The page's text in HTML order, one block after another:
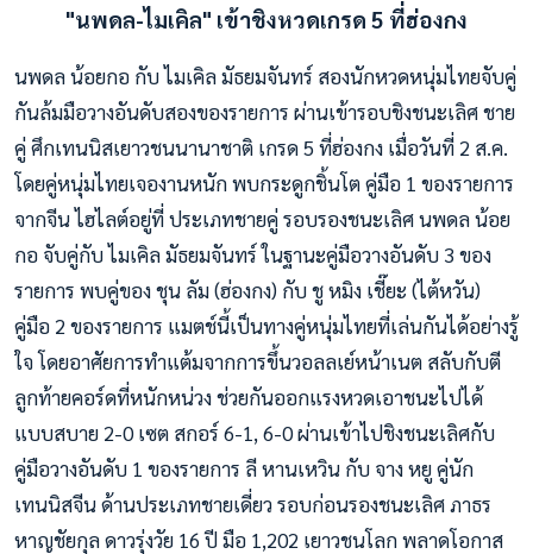
"นพดล-ไมเคิล" เข้าชิงหวดเกรด 5 ที่ฮ่องกง
นพดล น้อยกอ กับ ไมเคิล มัธยมจันทร์ สองนักหวดหนุ่มไทยจับคู่
กันล้มมือวางอันดับสองของรายการ ผ่านเข้ารอบชิงชนะเลิศ ชาย
คู่ ศึกเทนนิสเยาวชนนานาชาติ เกรด 5 ที่ฮ่องกง เมื่อวันที่ 2 ส.ค.
โดยคู่หนุ่มไทยเจองานหนัก พบกระดูกชิ้นโต คู่มือ 1 ของรายการ
จากจีน ไฮไลต์อยู่ที่ ประเภทชายคู่ รอบรองชนะเลิศ นพดล น้อย
กอ จับคู่กับ ไมเคิล มัธยมจันทร์ ในฐานะคู่มือวางอันดับ 3 ของ
รายการ พบคู่ของ ชุน ลัม (ฮ่องกง) กับ ชู หมิง เชี๊ยะ (ไต้หวัน)
คู่มือ 2 ของรายการ แมตช์นี้เป็นทางคู่หนุ่มไทยที่เล่นกันได้อย่างรู้
ใจ โดยอาศัยการทำแต้มจากการขึ้นวอลลเย์หน้าเนต สลับกับตี
ลูกท้ายคอร์ดที่หนักหน่วง ช่วยกันออกแรงหวดเอาชนะไปได้
แบบสบาย 2-0 เซต สกอร์ 6-1, 6-0 ผ่านเข้าไปชิงชนะเลิศกับ
คู่มือวางอันดับ 1 ของรายการ ลี หานเหวิน กับ จาง หยู คู่นัก
เทนนิสจีน ด้านประเภทชายเดี่ยว รอบก่อนรองชนะเลิศ ภาธร
หาญชัยกุล ดาวรุ่งวัย 16 ปี มือ 1,202 เยาวชนโลก พลาดโอกาส